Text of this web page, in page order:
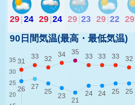
29|24 29|24 29 23 29 22 29
90日間気温(最高・最低気温)